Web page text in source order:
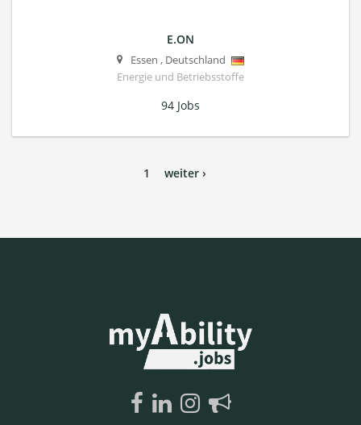
E.ON
Essen , Deutschland
Energie und Betriebsstoffe
94 Jobs
1 weiter ›